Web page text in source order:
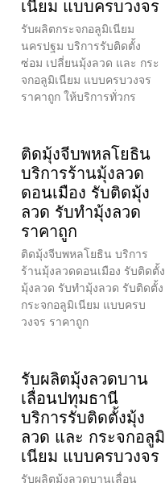
เนียม แบบครบวงจร
รับผลิตกระจกอลูมิเนียม
นครปฐม บริการรับติดตั้ง
ซ่อม เปลี่ยนมุ้งลวด และ กระ
จกอลูมิเนียม แบบครบวงจร
ราคาถูก ให้บริการทั่วกร
ติดมุ้งจีบพหลโยธิน
บริการร้านมุ้งลวด
ดอนเมือง รับติดมุ้ง
ลวด รับทำมุ้งลวด
ราคาถูก
ติดมุ้งจีบพหลโยธิน บริการ
ร้านมุ้งลวดดอนเมือง รับติดตั้ง
มุ้งลวด รับทำมุ้งลวด รับติดตั้ง
กระจกอลูมิเนียม แบบครบ
วงจร ราคาถูก
รับผลิตมุ้งลวดบาน
เลื่อนปทุมธานี
บริการรับติดตั้งมุ้ง
ลวด และ กระจกอลูมิ
เนียม แบบครบวงจร
รับผลิตมุ้งลวดบานเลื่อน